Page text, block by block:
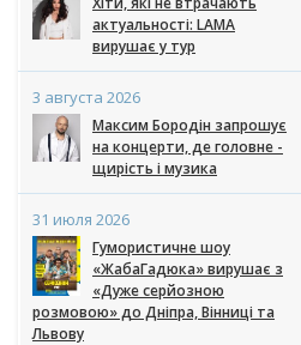
актуальності: LAMA
вирушає у тур
3 августа 2026
Максим Бородін запрошує
на концерти, де головне -
щирість і музика
31 июля 2026
Гумористичне шоу
«ЖабаГадюка» вирушає з
«Дуже серйозною
розмовою» до Дніпра, Вінниці та
Львову